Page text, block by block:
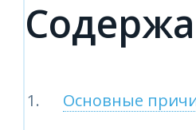
Основные